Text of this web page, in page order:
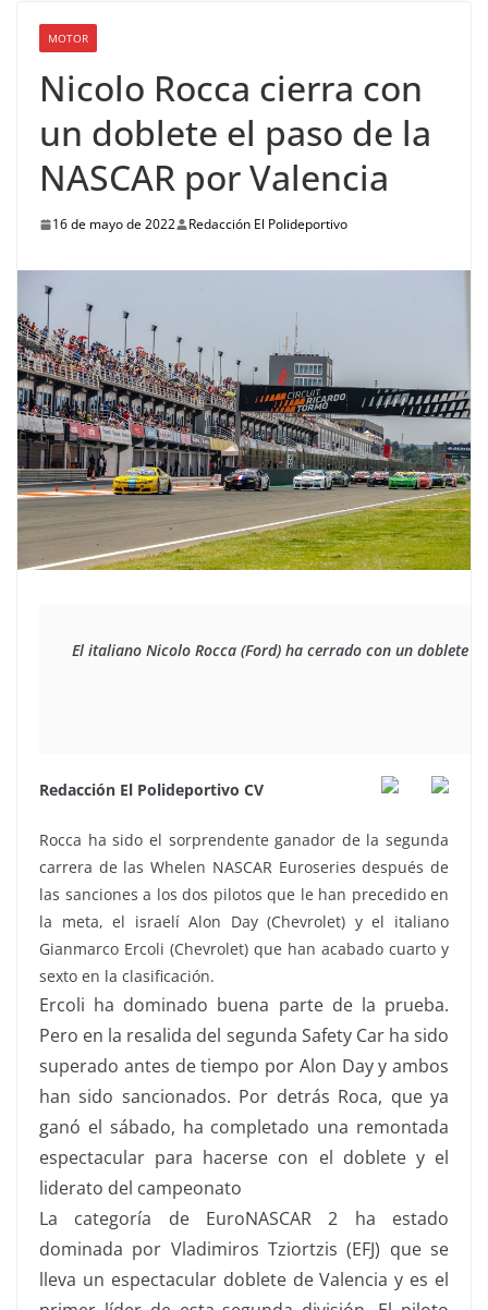
MOTOR
Nicolo Rocca cierra con
un doblete el paso de la
NASCAR por Valencia
16 de mayo de 2022 Redacción El Polideportivo
El italiano Nicolo Rocca (Ford) ha cerrado con un doblete
Redacción El Polideportivo CV
Rocca ha sido el sorprendente ganador de la segunda
carrera de las Whelen NASCAR Euroseries después de
las sanciones a los dos pilotos que le han precedido en
la meta, el israelí Alon Day (Chevrolet) y el italiano
Gianmarco Ercoli (Chevrolet) que han acabado cuarto y
sexto en la clasificación.
Ercoli ha dominado buena parte de la prueba.
Pero en la resalida del segunda Safety Car ha sido
superado antes de tiempo por Alon Day y ambos
han sido sancionados. Por detrás Roca, que ya
ganó el sábado, ha completado una remontada
espectacular para hacerse con el doblete y el
liderato del campeonato
La categoría de EuroNASCAR 2 ha estado
dominada por Vladimiros Tziortzis (EFJ) que se
lleva un espectacular doblete de Valencia y es el